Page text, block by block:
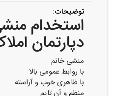
توضیحات:
استخدام
دپارتمان
منشی خانم
با روابط عمومی بالا
با ظاهری خوب و آراسته
منظم و آن تایم